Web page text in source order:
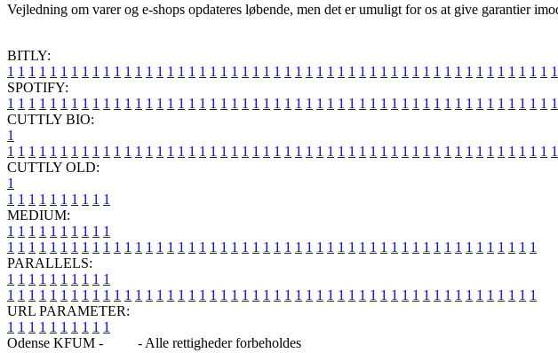
Vejledning om varer og e-shops opdateres løbende, men det er umuligt for os at give garantier
BITLY:
1 1 1 1 1 1 1 1 1 1 1 1 1 1 1 1 1 1 1 1 1 1 1 1 1 1 1 1 1 1 1 1 1 1 1 1 1 1 1 1 1 1 1 1 1 1 1 1 1 1 1 1
SPOTIFY:
1 1 1 1 1 1 1 1 1 1 1 1 1 1 1 1 1 1 1 1 1 1 1 1 1 1 1 1 1 1 1 1 1 1 1 1 1 1 1 1 1 1 1 1 1 1 1 1 1 1 1 1
CUTTLY BIO:
1
1 1 1 1 1 1 1 1 1 1 1 1 1 1 1 1 1 1 1 1 1 1 1 1 1 1 1 1 1 1 1 1 1 1 1 1 1 1 1 1 1 1 1 1 1 1 1 1 1 1 1 1
CUTTLY OLD:
1
1 1 1 1 1 1 1 1 1 1
MEDIUM:
1 1 1 1 1 1 1 1 1 1
1 1 1 1 1 1 1 1 1 1 1 1 1 1 1 1 1 1 1 1 1 1 1 1 1 1 1 1 1 1 1 1 1 1 1 1 1 1 1 1 1 1 1 1 1 1 1 1 1 1
PARALLELS:
1 1 1 1 1 1 1 1 1 1
1 1 1 1 1 1 1 1 1 1 1 1 1 1 1 1 1 1 1 1 1 1 1 1 1 1 1 1 1 1 1 1 1 1 1 1 1 1 1 1 1 1 1 1 1 1 1 1 1 1
URL PARAMETER:
1 1 1 1 1 1 1 1 1 1
Odense KFUM -
- Alle rettigheder forbeholdes